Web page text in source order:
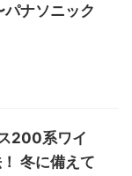
ナソニック
200系ワイ
冬に備えて